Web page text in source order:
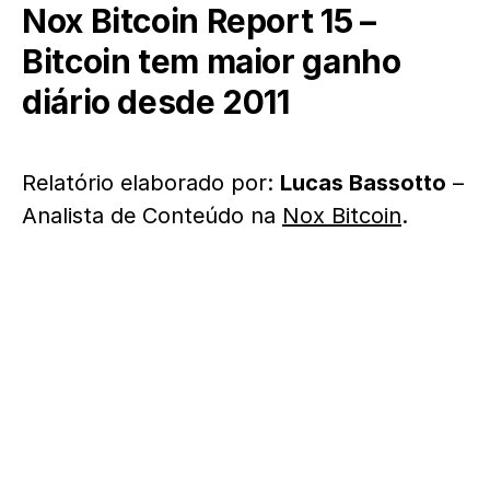
Nox Bitcoin Report 15 –
Bitcoin tem maior ganho
diário desde 2011
Relatório elaborado por: Lucas Bassotto –
Analista de Conteúdo na Nox Bitcoin.